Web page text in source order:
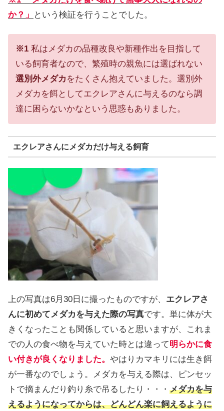
か？」
という検証を行うことでした。
※1 私はメダカの品種改良や新種作出を目指して
いる飼育者なので、繁殖時の親魚には選ばれない
選別外メダカ をたくさん抱えていました。選別外
メダカを餌としてエクレアさんに与えるのなら調
達に困らないかなという思惑もありました。
エクレアさんにメダカだけ与える飼育
上の写真は6月30日に撮ったものですが、 エクレアさ
んに初めてメダカを与えた際の写真です。単に体が大
きくなったことも関係していると思いますが、これま
での人の食べ物を与えていた時とは違って明らかに食
い付きが良くなりました。 やはりカマキリには生き餌
が一番なのでしょう。メダカを与える際は、ピンセッ
トで摘まんだり釣り糸で吊るしたり・・・ メダカを与
えるようになってからは、どんどん楽に飼えるように